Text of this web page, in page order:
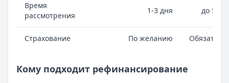
Время
рассмотрения
1-3 дня до 5
Страхование По желанию
Кому подходит рефинансирование